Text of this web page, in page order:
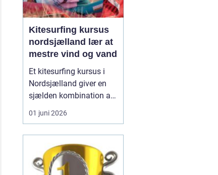
Kitesurfing kursus
nordsjælland lær at
mestre vind og vand
Et kitesurfing kursus i
Nordsjælland giver en
sjælden kombination af
trygge forhold, dygtige
instruktører og nogle af
kyststrækninger.
Nordsjælland byder på
lavt vand, stabile vinde
01 juni 2026